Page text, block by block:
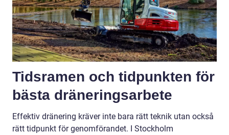
Tidsramen och tidpunkten för
bästa dräneringsarbete
Effektiv dränering kräver inte bara rätt teknik utan också
rätt tidpunkt för genomförandet. I Stockholm